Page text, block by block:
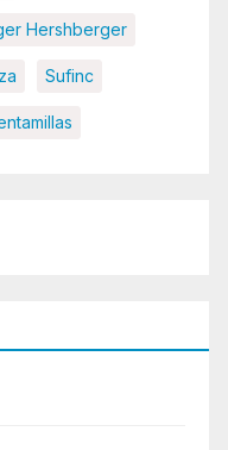
Hershberger
Sufinc